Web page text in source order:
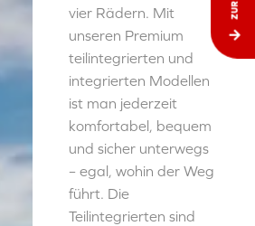
vier Rädern. Mit
unseren Premium
teilintegrierten und
integrierten Modellen
ist man jederzeit
komfortabel, bequem
und sicher unterwegs
– egal, wohin der Weg
führt. Die
Teilintegrierten sind